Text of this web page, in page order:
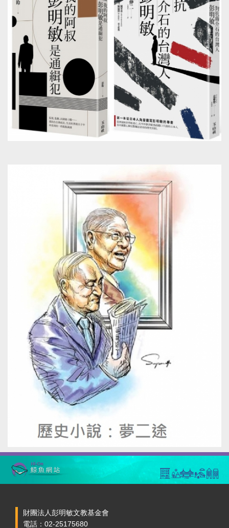
財團法人彭明敏文教基金會
電話：02-25175680